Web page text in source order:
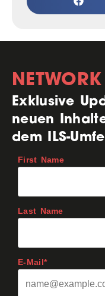
Exklusive
neuen
dem ILS-
First Name
Last Name
E-Mail*